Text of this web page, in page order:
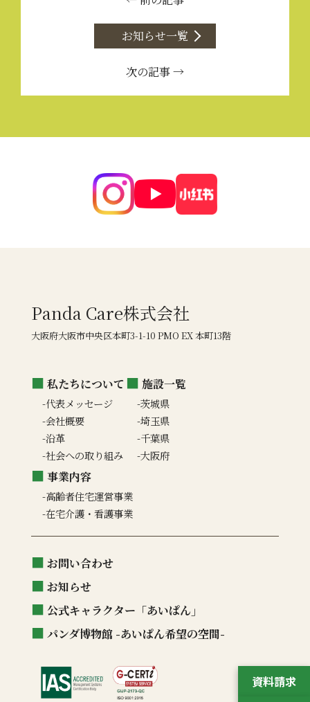
お知らせ一覧
次の記事 →
資料請求
Panda Care株式会社
大阪府大阪市中央区本町3-1-10 PMO EX 本町13階
私たちについて
代表メッセージ
会社概要
沿革
社会への取り組み
施設一覧
茨城県
埼玉県
千葉県
大阪府
事業内容
高齢者住宅運営事業
在宅介護・看護事業
お問い合わせ
お知らせ
公式キャラクター「あいぱん」
パンダ博物館 -あいぱん希望の空間-